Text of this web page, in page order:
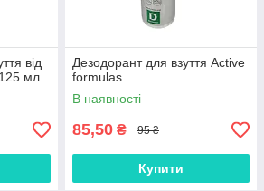
від
мл.
Дезодорант для взуття Active
formulas
В наявності
85,50 ₴ 95 ₴
Купити